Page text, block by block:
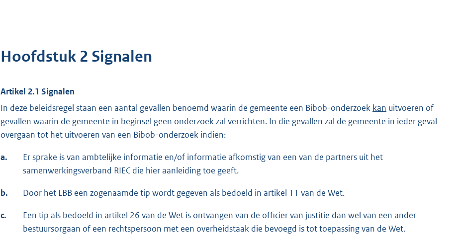
Hoofdstuk 2 Signalen
Artikel 2.1 Signalen
In deze beleidsregel staan een aantal gevallen benoemd waarin de gemeente een Bibob-onderzoek kan uitvoeren of
gevallen waarin de gemeente in beginsel geen onderzoek zal verrichten. In die gevallen zal de gemeente in ieder geval
overgaan tot het uitvoeren van een Bibob-onderzoek indien:
a.
Er sprake is van ambtelijke informatie en/of informatie afkomstig van een van de partners uit het
samenwerkingsverband RIEC die hier aanleiding toe geeft.
b. Door het LBB een zogenaamde tip wordt gegeven als bedoeld in artikel 11 van de Wet.
c.
Een tip als bedoeld in artikel 26 van de Wet is ontvangen van de officier van justitie dan wel van een ander
bestuursorgaan of een rechtspersoon met een overheidstaak die bevoegd is tot toepassing van de Wet.